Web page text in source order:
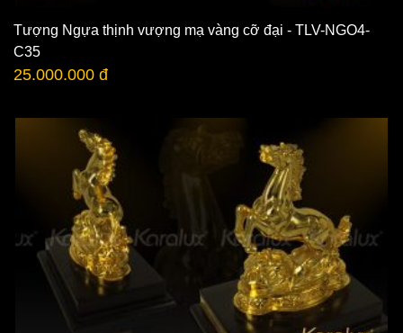
Tượng Ngựa thịnh vượng mạ vàng cỡ đại - TLV-NGO4-
C35
25.000.000 đ